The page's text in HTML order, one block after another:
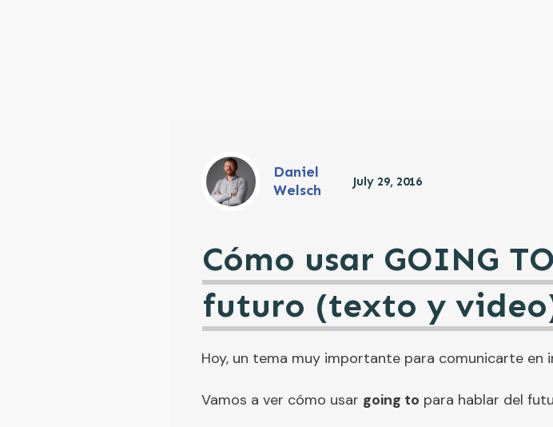
Daniel
Welsch
July 29, 2016
Cómo usar GOING
futuro (texto y
Hoy, un tema muy importante para comunicarte en
Vamos a ver cómo usar going to para hablar del